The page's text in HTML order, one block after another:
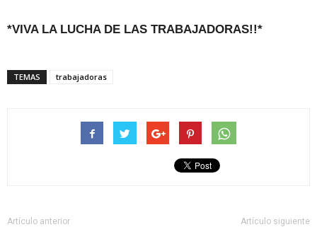
*VIVA LA LUCHA DE LAS TRABAJADORAS!!*
TEMAS trabajadoras
Artículo anterior Artículo siguiente